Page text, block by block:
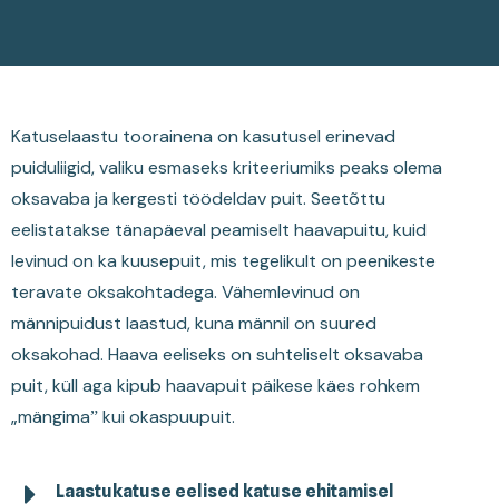
Katuselaastu toorainena on kasutusel erinevad
puiduliigid, valiku esmaseks kriteeriumiks peaks olema
oksavaba ja kergesti töödeldav puit. Seetõttu
eelistatakse tänapäeval peamiselt haavapuitu, kuid
levinud on ka kuusepuit, mis tegelikult on peenikeste
teravate oksakohtadega. Vähemlevinud on
männipuidust laastud, kuna männil on suured
oksakohad. Haava eeliseks on suhteliselt oksavaba
puit, küll aga kipub haavapuit päikese käes rohkem
„mängimaˮ kui okaspuupuit.
Laastukatuse eelised katuse ehitamisel